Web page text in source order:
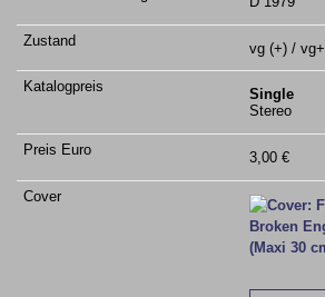
vg (+) / vg+
Single
Stereo
3,00 €